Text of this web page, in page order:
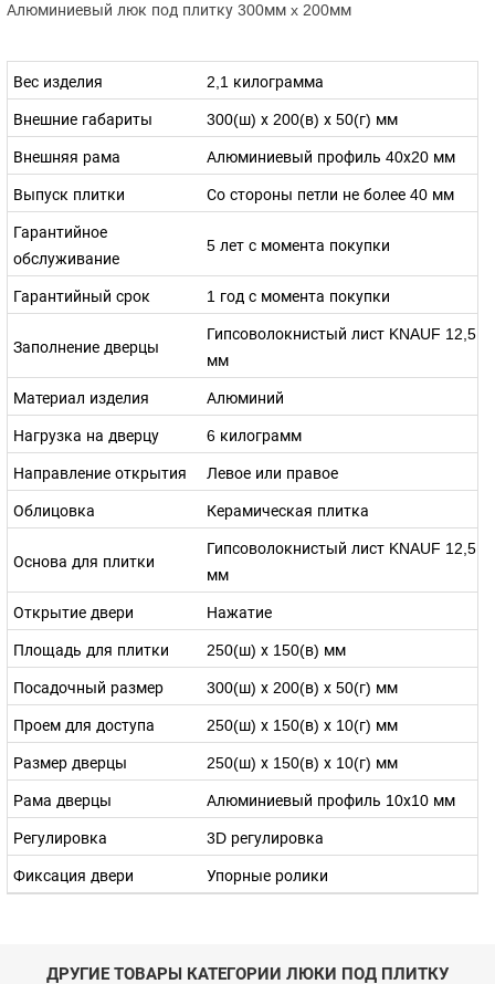
Алюминиевый люк под плитку 300мм x 200мм
Вес изделия 2,1 килограмма
Внешние габариты 300(ш) х 200(в) х 50(г) мм
Внешняя рама Алюминиевый профиль 40х20 мм
Выпуск плитки Со стороны петли не более 40 мм
Гарантийное
обслуживание
5 лет с момента покупки
Гарантийный срок 1 год с момента покупки
Заполнение дверцы
Гипсоволокнистый лист KNAUF 12,5
мм
Материал изделия Алюминий
Нагрузка на дверцу 6 килограмм
Направление открытия Левое или правое
Облицовка Керамическая плитка
Основа для плитки
Гипсоволокнистый лист KNAUF 12,5
мм
Открытие двери Нажатие
Площадь для плитки 250(ш) х 150(в) мм
Посадочный размер 300(ш) х 200(в) х 50(г) мм
Проем для доступа 250(ш) х 150(в) х 10(г) мм
Размер дверцы 250(ш) х 150(в) х 10(г) мм
Рама дверцы Алюминиевый профиль 10х10 мм
Регулировка 3D регулировка
Фиксация двери Упорные ролики
ДРУГИЕ ТОВАРЫ КАТЕГОРИИ ЛЮКИ ПОД ПЛИТКУ